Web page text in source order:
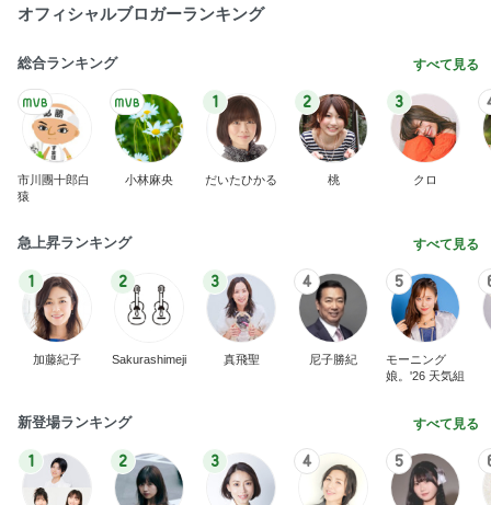
オフィシャルブロガーランキング
総合ランキング すべて見る
市川團十郎白
猿
小林麻央
1
だいたひかる
2
桃
3
クロ
急上昇ランキング すべて見る
1
加藤紀子
2
Sakurashimeji
3
真飛聖
4
尼子勝紀
5
モーニング
娘。'26 天気組
新登場ランキング すべて見る
1 2 3 4 5